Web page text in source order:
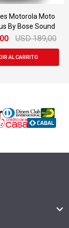
Motorola Moto
By Bose Sound
USD 189,00